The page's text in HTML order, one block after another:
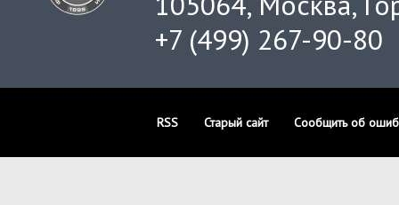
+7 (499) 267-90-80
RSS Старый сайт Сообщить об